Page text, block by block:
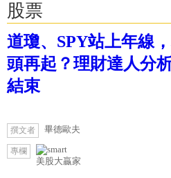
股票
道瓊、SPY站上年線
頭再起？理財達人分
結束
撰文者 畢德歐夫
專欄
美股大贏家